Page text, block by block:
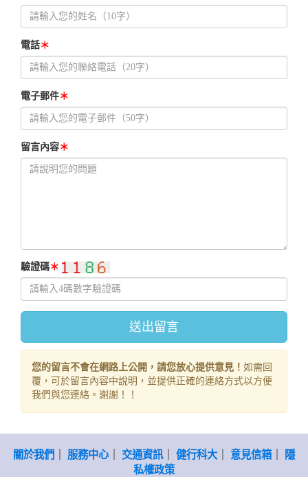
電話＊
電子郵件＊
留言內容＊
驗證碼＊
您的留言不會在網路上公開，請您放心提供意見！ 如需回
覆，可於留言內容中說明，並提供正確的連絡方式以方便
我們與您連絡。謝謝！！
關於我們 服務中心｜ 交通資訊｜ 健行科大｜ 意見信箱｜
隱
私權政策